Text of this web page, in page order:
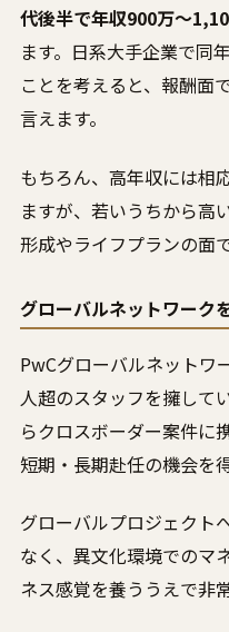
代後半で年収900万〜
ます。日系大手企業で同
ことを考えると、報酬面
言えます。
もちろん、高年収には相
ますが、若いうちから高
形成やライフプランの面
グローバルネットワーク
PwCグローバルネットワ
人超のスタッフを擁して
らクロスボーダー案件に
短期・長期赴任の機会を
グローバルプロジェクト
なく、異文化環境でのマ
ネス感覚を養ううえで非